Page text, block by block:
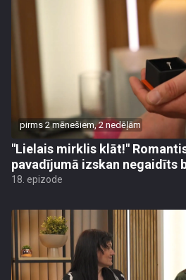
pirms 2 mēnešiem, 2 nedēļām
"Lielais mirklis klāt!"
pavadījumā izskan negaidīts
18. epizode